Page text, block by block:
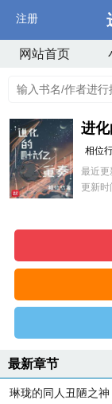
注册
网站首页
进
相位
最近更
更新时
最新章节
琳珑的同人丑陋之神